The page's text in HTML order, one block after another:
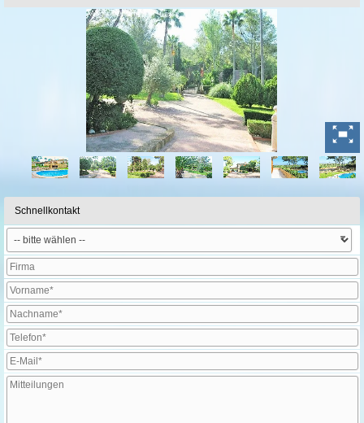
Schnellkontakt